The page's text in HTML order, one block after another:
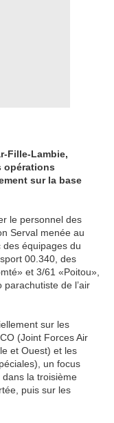
Fille-Lambie,
opérations
sur la base
le personnel des
Serval menée au
des équipages du
00.340, des
et 3/61 «Poitou»,
de l’air
sur les
(Joint Forces Air
et Ouest) et les
un focus
la troisième
puis sur les